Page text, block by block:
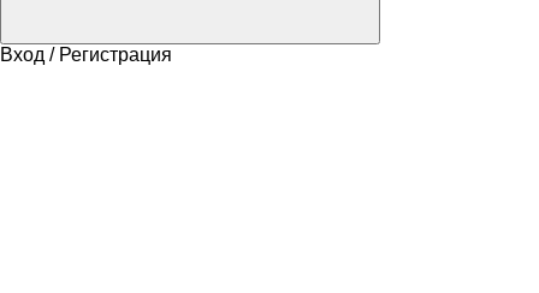
Вход / Регистрация